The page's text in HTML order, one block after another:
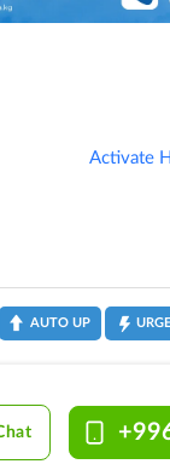
Activate
AUTO UP